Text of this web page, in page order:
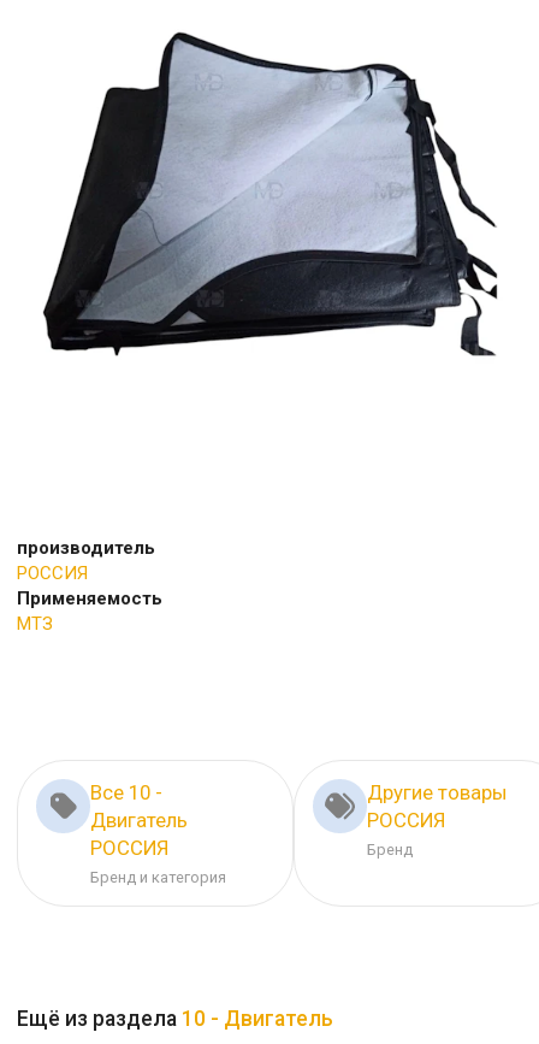
производитель
РОССИЯ
Применяемость
МТЗ
Все 10 -
Двигатель
РОССИЯ
Бренд и категория
Другие товары
РОССИЯ
Бренд
Ещё из раздела 10 - Двигатель